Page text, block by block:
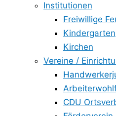
Institutionen
Freiwillige
Kindergarten
Kirchen
Vereine /
CDU